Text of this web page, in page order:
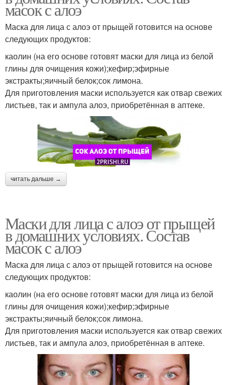
масок с алоэ
Маска для лица с алоэ от прыщей готовится на основе
следующих продуктов:
каолин (на его основе готовят маски для лица из белой
глины для очищения кожи);кефир;эфирные
экстракты;яичный белок;сок лимона.
Для приготовления маски используется как отвар свежих
листьев, так и ампула алоэ, приобретённая в аптеке.
читать дальше →
Маски для лица с алоэ от прыщей
в домашних условиях. Состав
масок с алоэ
Маска для лица с алоэ от прыщей готовится на основе
следующих продуктов:
каолин (на его основе готовят маски для лица из белой
глины для очищения кожи);кефир;эфирные
экстракты;яичный белок;сок лимона.
Для приготовления маски используется как отвар свежих
листьев, так и ампула алоэ, приобретённая в аптеке.